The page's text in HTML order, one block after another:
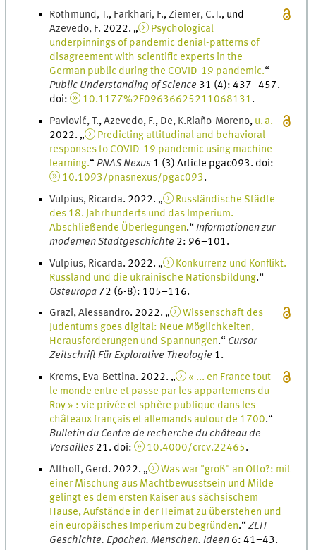
Rothmund,T., Farkhari, F.,Ziemer, C.T., und
Azevedo, F. 2022. „
Psychological
underpinnings of pandemic denial-patterns of
disagreement with scientific experts in the
German public during the COVID-19 pandemic.“
Public Understanding of Science 31 (4):437–457.
doi: 10.1177%2F09636625211068131.
Pavlović,T.,Azevedo, F., De, K.Riaño-Moreno, u. a.
2022. „
Predicting attitudinal and behavioral
responses to COVID-19 pandemic using machine
learning.“PNAS Nexus 1 (3) Article pgac093. doi:
10.1093/pnasnexus/pgac093.
Vulpius, Ricarda. 2022. „
Russländische Städte
des 18. Jahrhunderts und das Imperium.
Abschließende Überlegungen.“Informationen zur
modernen Stadtgeschichte 2: 96–101.
Vulpius, Ricarda. 2022. „
Konkurrenz und Konflikt.
Russland und die ukrainische Nationsbildung.“
Osteuropa 72 (6-8): 105–116.
Grazi,Alessandro. 2022. „
Wissenschaft des
Judentums goes digital: Neue Möglichkeiten,
Herausforderungen und Spannungen.“ Cursor -
Zeitschrift Für Explorative Theologie 1.
Krems, Eva-Bettina. 2022. „
« ... en France tout
le monde entre et passe par les appartemens du
Roy » : vie privée et sphère publique dans les
châteaux français et allemands autour de 1700.“
Bulletin du Centre de recherche du château de
Versailles 21. doi: 10.4000/crcv.22465.
Althoff, Gerd. 2022. „
Was war "groß" an Otto?: mit
einer Mischung aus Machtbewusstsein und Milde
gelingt es dem ersten Kaiser aus sächsischem
Hause, Aufstände in der Heimat zu überstehen und
ein europäisches Imperium zu begründen.“ZEIT
Geschichte. Epochen. Menschen. Ideen 6:41–43.